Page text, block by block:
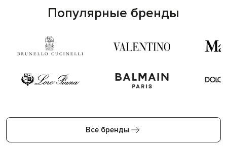
Популярные бренды
Все бренды